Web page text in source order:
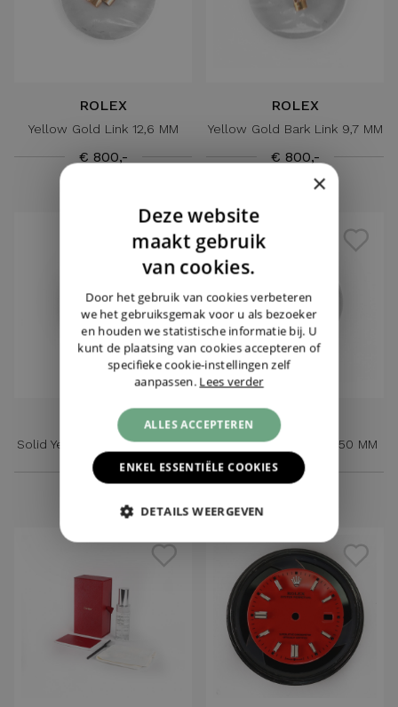
ROLEX
Yellow Gold Link 12,6 MM
€ 800,-
ROLEX
Yellow Gold Bark Link 9,7 MM
€ 800,-
ROLEX
Solid Yellow Gold Link 12 MM
€ 750,-
ROLEX
Steel Oyster Link 16,50 MM
€ 175,-
GERMAN
×
Deze website
maakt gebruik
van cookies.
Door het gebruik van cookies verbeteren
we het gebruiksgemak voor u als bezoeker
en houden we statistische informatie bij. U
kunt de plaatsing van cookies accepteren of
specifieke cookie-instellingen zelf
aanpassen. Lees verder
ALLES ACCEPTEREN
ENKEL ESSENTIËLE COOKIES
DETAILS WEERGEVEN